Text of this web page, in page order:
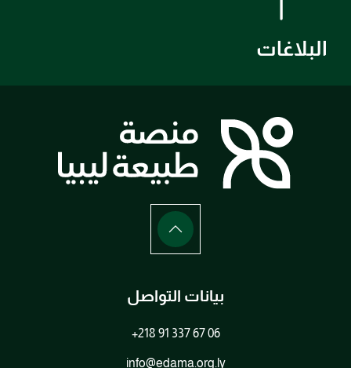
البلاغات
بيانات التواصل
+218 91 337 67 06
info@edama.org.ly